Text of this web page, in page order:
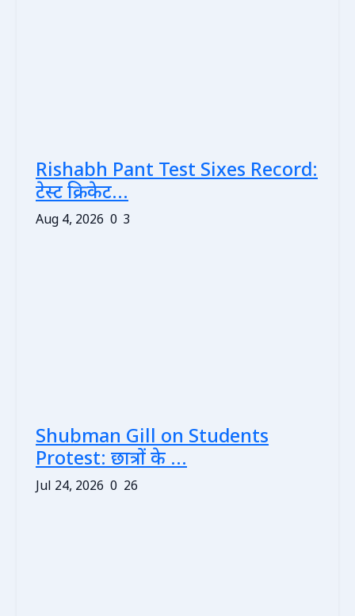
Rishabh Pant Test Sixes Record:
टेस्ट क्रिकेट...
Aug 4, 2026 0 3
Shubman Gill on Students
Protest: छात्रों के ...
Jul 24, 2026 0 26